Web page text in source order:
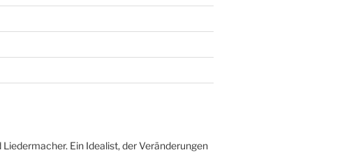
Liedermacher. Ein Idealist, der Veränderungen